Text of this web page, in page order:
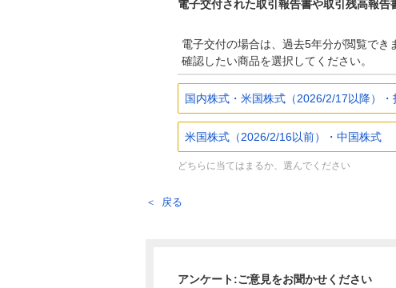
電子交付された取引報告書や取引残高報告
電子交付の場合は、過去5年分が閲覧でき
確認したい商品を選択してください。
国内株式・米国株式（2026/2/17以降）
米国株式（2026/2/16以前）・中国株式
どちらに当てはまるか、選んでください
戻る
アンケート:ご意見をお聞かせください